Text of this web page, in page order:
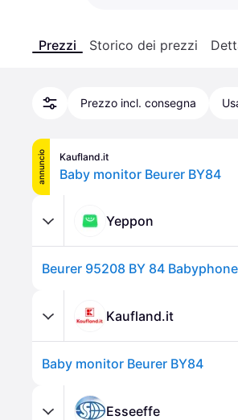
Prezzi Storico dei prezzi
Prezzo incl. consegna
annuncio Kaufland.it
Baby monitor Beurer BY84
Yeppon
Kaufland.it
Baby monitor Beurer BY84
Esseeffe